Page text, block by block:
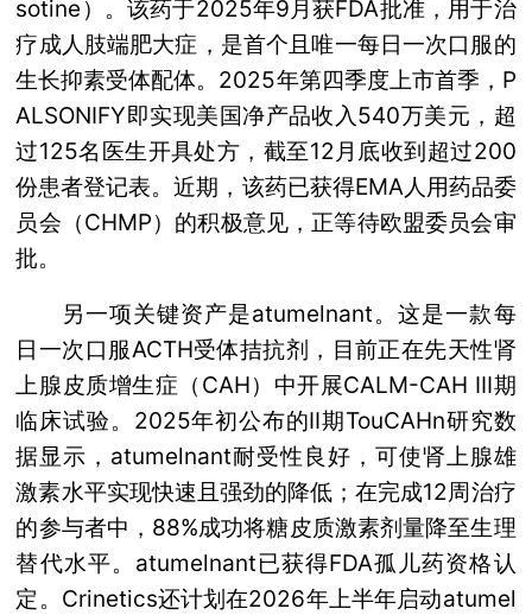
sotine）。该药于2025年9月获FDA批准，用于治
疗成人肢端肥大症，是首个且唯一每日一次口服的
生长抑素受体配体。2025年第四季度上市首季，P
ALSONIFY即实现美国净产品收入540万美元，超
过125名医生开具处方，截至12月底收到超过200
份患者登记表。近期，该药已获得EMA人用药品委
员会（CHMP）的积极意见，正等待欧盟委员会审
批。
另一项关键资产是atumelnant。这是一款每
日一次口服ACTH受体拮抗剂，目前正在先天性肾
上腺皮质增生症（CAH）中开展CALM-CAH III期
临床试验。2025年初公布的II期TouCAHn研究数
据显示，atumelnant耐受性良好，可使肾上腺雄
激素水平实现快速且强劲的降低；在完成12周治疗
的参与者中，88%成功将糖皮质激素剂量降至生理
替代水平。atumelnant已获得FDA孤儿药资格认
定。Crinetics还计划在2026年上半年启动atumel